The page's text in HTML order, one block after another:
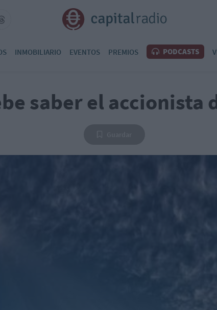
INMOBILIARIO EVENTOS PREMIOS PODCASTS
saber el accionista